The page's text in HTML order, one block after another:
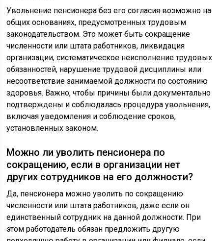
Увольнение пенсионера без его согласия возможно на
общих основаниях, предусмотренных трудовым
законодательством. Это может быть сокращение
численности или штата работников, ликвидация
организации, систематическое неисполнение трудовых
обязанностей, нарушение трудовой дисциплины или
несоответствие занимаемой должности по состоянию
здоровья. Важно, чтобы причины были документально
подтверждены и соблюдалась процедура увольнения,
включая уведомления и соблюдение сроков,
установленных законом.
Можно ли уволить пенсионера по
сокращению, если в организации нет
других сотрудников на его должности?
Да, пенсионера можно уволить по сокращению
численности или штата работников, даже если он
единственный сотрудник на данной должности. При
этом работодатель обязан предложить другую